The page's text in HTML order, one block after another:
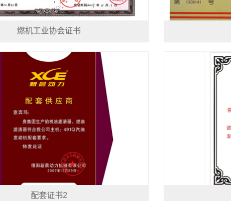
燃机工业协会证书
配套证书2